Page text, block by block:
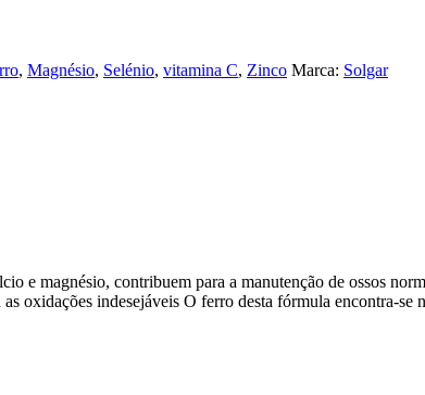
, Magnésio, Selénio, vitamina C, Zinco Marca: Solgar
e magnésio, contribuem para a manutenção de ossos
oxidações indesejáveis O ferro desta fórmula encontra-